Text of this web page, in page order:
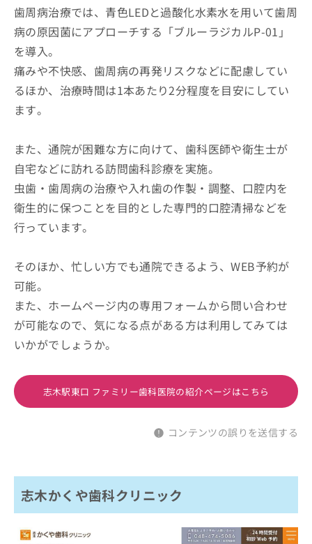
歯周病治療では、青色LEDと過酸化水素水を用いて歯周
病の原因菌にアプローチする「ブルーラジカルP-01」
を導入。
痛みや不快感、歯周病の再発リスクなどに配慮してい
るほか、治療時間は1本あたり2分程度を目安にしてい
ます。
また、通院が困難な方に向けて、歯科医師や衛生士が
自宅などに訪れる訪問歯科診療を実施。
虫歯・歯周病の治療や入れ歯の作製・調整、口腔内を
衛生的に保つことを目的とした専門的口腔清掃などを
行っています。
そのほか、忙しい方でも通院できるよう、WEB予約が
可能。
また、ホームページ内の専用フォームから問い合わせ
が可能なので、気になる点がある方は利用してみては
いかがでしょうか。
志木駅東口 ファミリー歯科医院の紹介ページはこちら
コンテンツの誤りを送信する
志木かくや歯科クリニック